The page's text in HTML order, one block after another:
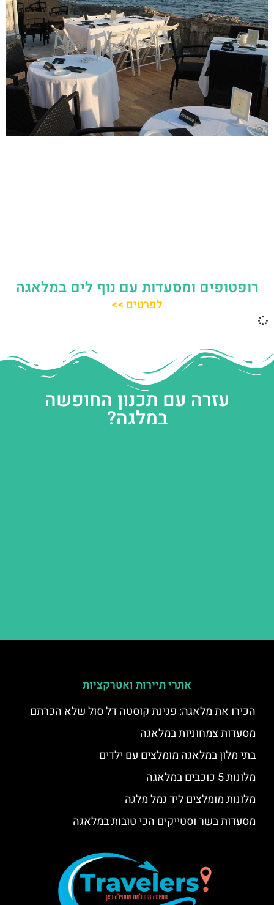
רופטופים ומסעדות עם נוף לים במלאגה
לפרטים >>
עזרה עם תכנון החופשה
במלגה?
אתרי תיירות ואטרקציות
הכירו את מלאגה: פנינת קוסטה דל סול שלא הכרתם
מסעדות צמחוניות במלאגה
בתי מלון במלאגה מומלצים עם ילדים
מלונות 5 כוכבים במלאגה
מלונות מומלצים ליד נמל מלגה
מסעדות בשר וסטייקים הכי טובות במלאגה